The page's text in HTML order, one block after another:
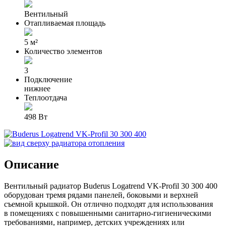
Вентильный
Отапливаемая площадь
5 м²
Количество элементов
3
Подключение
нижнее
Теплоотдача
498 Вт
Описание
Вентильный радиатор Buderus Logatrend VK-Profil 30 300 400
оборудован тремя рядами панелей, боковыми и верхней
съемной крышкой. Он отлично подходят для использования
в помещениях с повышенными санитарно-гигиеническими
требованиями, например, детских учреждениях или